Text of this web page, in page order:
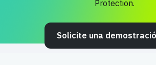
Protection.
Solicite una